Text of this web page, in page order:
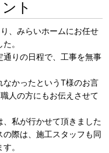
ト
、みらいホームにお任せ
。
りの日程で、工事を無事
かったというT様のお言
人の方にもお伝えさせて
私が行かせて頂きました
際は、施工スタッフも同
。